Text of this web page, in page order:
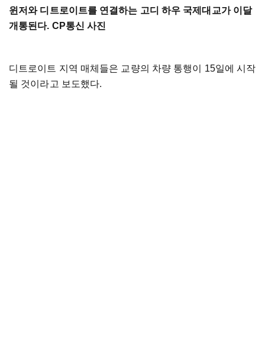
윈저와 디트로이트를 연결하는 고디 하우 국제대교가 이달
개통된다. CP통신 사진
디트로이트 지역 매체들은 교량의 차량 통행이 15일에 시작
될 것이라고 보도했다.